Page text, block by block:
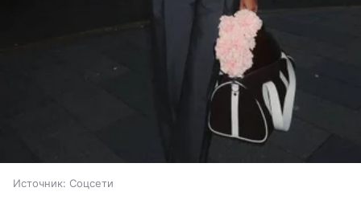
Источник: Соцсети